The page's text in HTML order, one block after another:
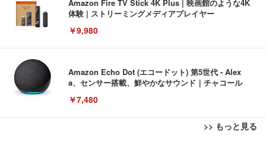
Amazon Fire TV Stick 4K Plus | 映画館のような4K
体験 | ストリーミングメディアプレイヤー
￥9,980
Amazon Echo Dot (エコードット) 第5世代 - Alex
a、センサー搭載、鮮やかなサウンド｜チャコール
￥7,480
>> もっと見る